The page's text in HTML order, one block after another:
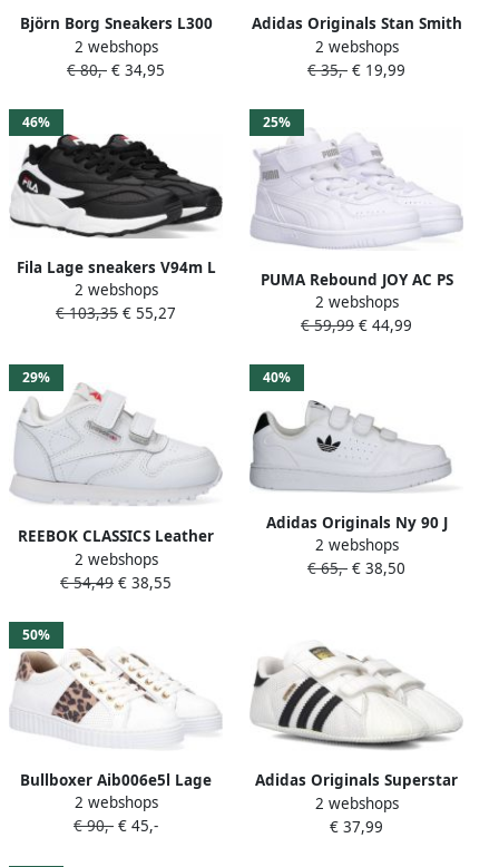
Björn Borg Sneakers L300
PRF ontmoette Wit
2 webshops
€ 80,- € 34,95
Adidas Originals Stan Smith
Crib Schoenen Cloud White
Cloud White Cloud White
2 webshops
€ 35,- € 19,99
46%
Fila Lage sneakers V94m L
Jr Zwart
2 webshops
€ 103,35 € 55,27
25%
PUMA Rebound JOY AC PS
Unisex Sneakers White-
White-Limestone
2 webshops
€ 59,99 € 44,99
29%
REEBOK CLASSICS Leather
2v Velcro Babyschoenen Wit
1 2
2 webshops
€ 54,49 € 38,55
40%
Adidas Originals Ny 90 J
Sneaker Basketball
Schoenen ftwr white core
2 webshops
€ 65,- € 38,50
50%
Bullboxer Aib006e5l Lage
sneakers Leren Sneaker Wit
2 webshops
€ 90,- € 45,-
Adidas Originals Superstar
Shoes Footwear White Core
Black Cloud White Footwear
2 webshops
€ 37,99